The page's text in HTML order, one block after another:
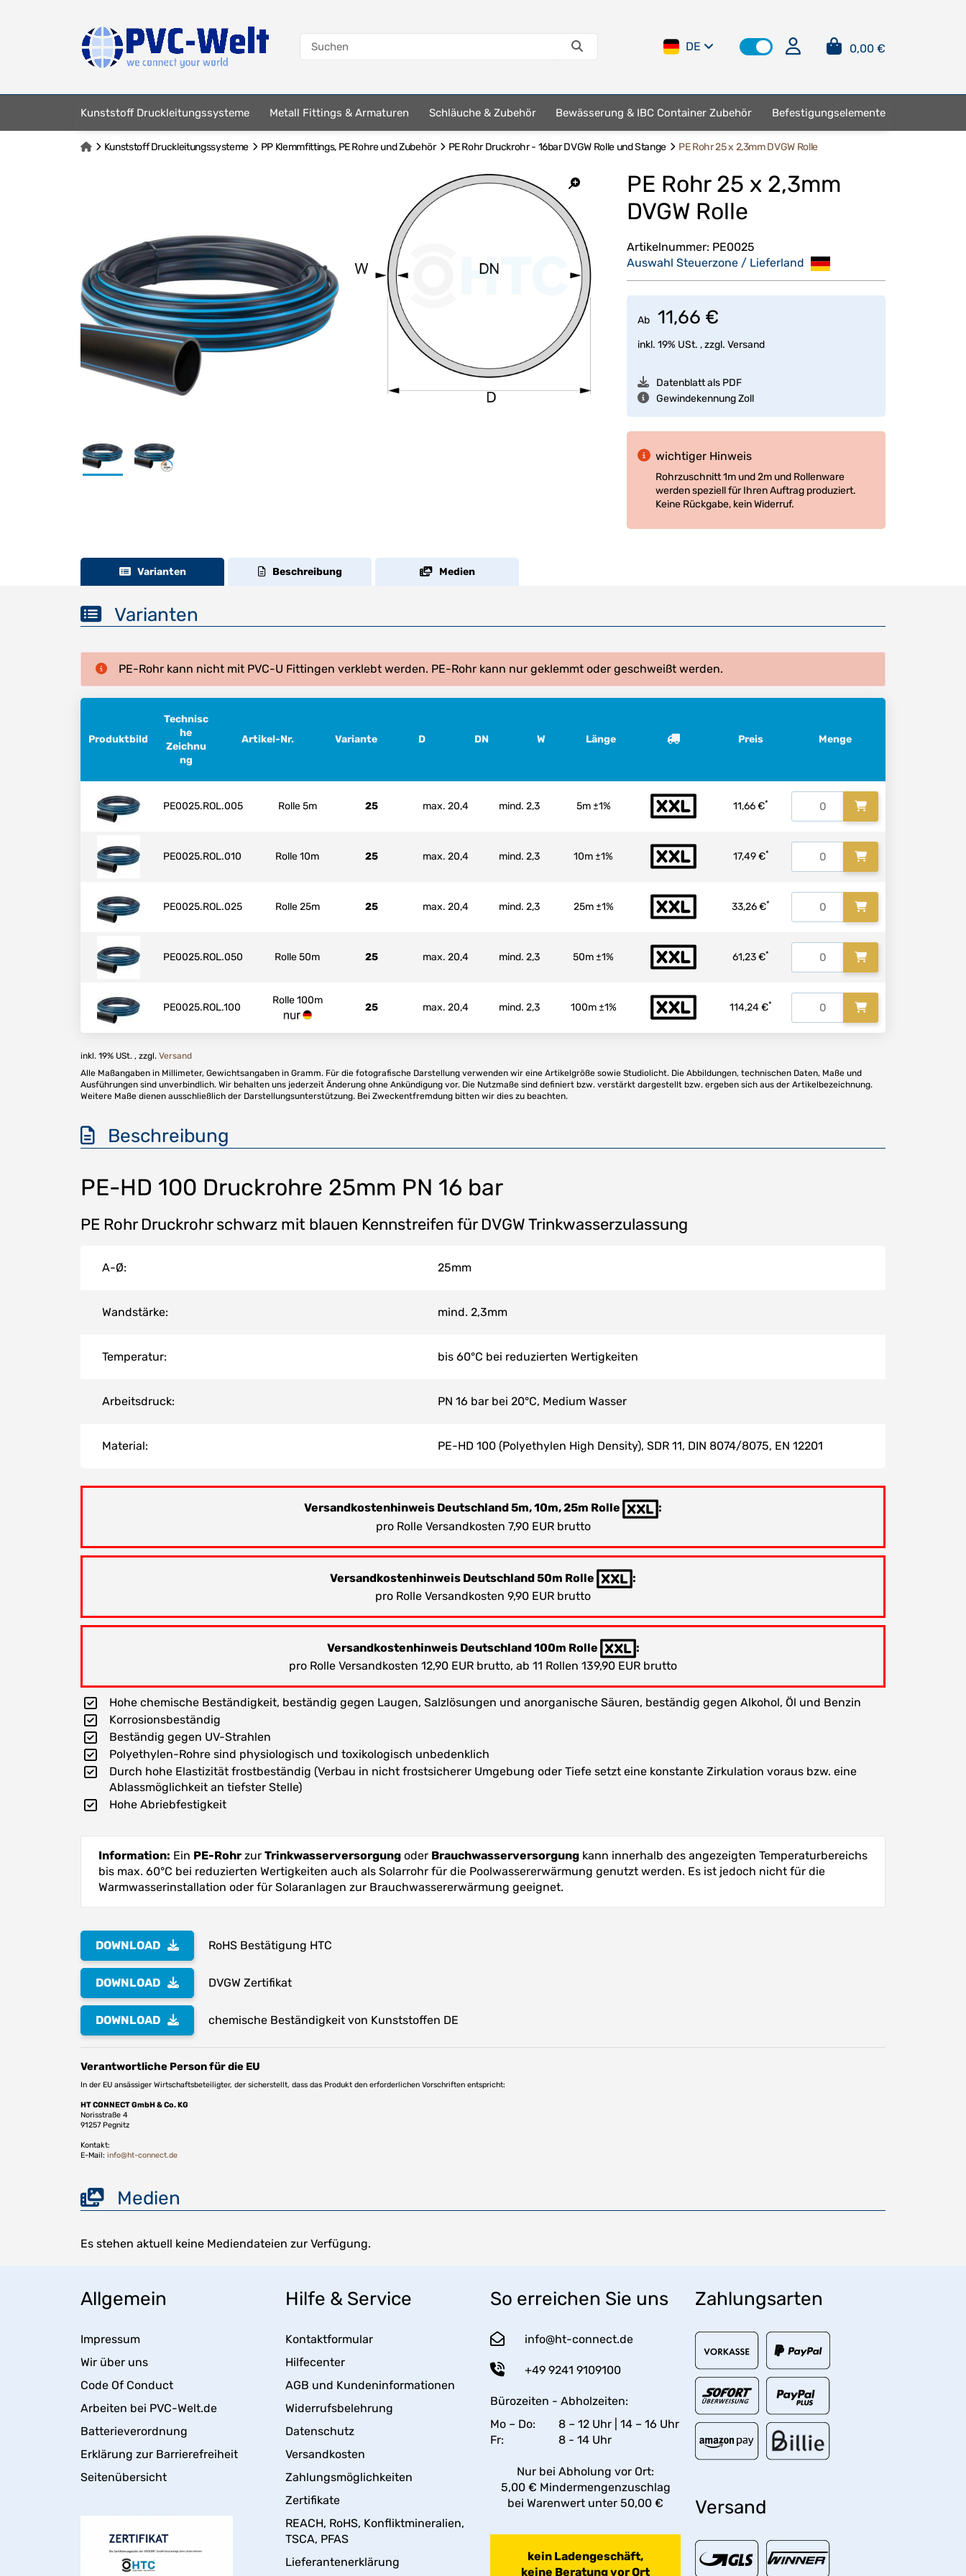
DE 0,00 €
Kunststoff Druckleitungssysteme Metall Fittings & Armaturen Schläuche & Zubehör Bewässerung & IBC Container Zubehör Befestigungselemente
Kunststoff Druckleitungssysteme PP Klemmfittings, PE Rohre und Zubehör PE Rohr Druckrohr - 16bar DVGW Rolle und Stange PE Rohr 25 x 2,3mm DVGW Rolle
PE Rohr 25 x 2,3mm
DVGW Rolle
Artikelnummer: PE0025
Auswahl Steuerzone / Lieferland
Ab 11,66 €
inkl. 19% USt. , zzgl. Versand
Datenblatt als PDF
Gewindekennung Zoll
wichtiger Hinweis
Rohrzuschnitt 1m und 2m und Rollenware
werden speziell für Ihren Auftrag produziert.
Keine Rückgabe, kein Widerruf.
Varianten Beschreibung Medien
Varianten
PE-Rohr kann nicht mit PVC-U Fittingen verklebt werden. PE-Rohr kann nur geklemmt oder geschweißt werden.
Produktbild
Technisc
he
Zeichnu
ng
Artikel-Nr. Variante D DN W Länge Preis Menge
PE0025.ROL.005 Rolle 5m 25 max. 20,4 mind. 2,3 5m ±1% 11,66 €*
PE0025.ROL.010 Rolle 10m 25 max. 20,4 mind. 2,3 10m ±1% 17,49 €*
PE0025.ROL.025 Rolle 25m 25 max. 20,4 mind. 2,3 25m ±1% 33,26 €*
PE0025.ROL.050 Rolle 50m 25 max. 20,4 mind. 2,3 50m ±1% 61,23 €*
PE0025.ROL.100
Rolle 100m
25 max. 20,4 mind. 2,3 100m ±1% 114,24 €*
inkl. 19% USt. , zzgl. Versand
Alle Maßangaben in Millimeter, Gewichtsangaben in Gramm. Für die fotografische Darstellung verwenden wir eine Artikelgröße sowie Studiolicht. Die Abbildungen, technischen Daten, Maße und
Ausführungen sind unverbindlich. Wir behalten uns jederzeit Änderung ohne Ankündigung vor. Die Nutzmaße sind definiert bzw. verstärkt dargestellt bzw. ergeben sich aus der Artikelbezeichnung.
Weitere Maße dienen ausschließlich der Darstellungsunterstützung. Bei Zweckentfremdung bitten wir dies zu beachten.
Beschreibung
PE-HD 100 Druckrohre 25mm PN 16 bar
PE Rohr Druckrohr schwarz mit blauen Kennstreifen für DVGW Trinkwasserzulassung
A-Ø: 25mm
Wandstärke: mind. 2,3mm
Temperatur: bis 60°C bei reduzierten Wertigkeiten
Arbeitsdruck: PN 16 bar bei 20°C, Medium Wasser
Material: PE-HD 100 (Polyethylen High Density), SDR 11, DIN 8074/8075, EN 12201
Versandkostenhinweis Deutschland 5m, 10m, 25m Rolle
:
pro Rolle Versandkosten 7,90 EUR brutto
Versandkostenhinweis Deutschland 50m Rolle
:
pro Rolle Versandkosten 9,90 EUR brutto
Versandkostenhinweis Deutschland 100m Rolle
:
pro Rolle Versandkosten 12,90 EUR brutto, ab 11 Rollen 139,90 EUR brutto
Hohe chemische Beständigkeit, beständig gegen Laugen, Salzlösungen und anorganische Säuren, beständig gegen Alkohol, Öl und Benzin
Korrosionsbeständig
Beständig gegen UV-Strahlen
Polyethylen-Rohre sind physiologisch und toxikologisch unbedenklich
Durch hohe Elastizität frostbeständig (Verbau in nicht frostsicherer Umgebung oder Tiefe setzt eine konstante Zirkulation voraus bzw. eine
Ablassmöglichkeit an tiefster Stelle)
Hohe Abriebfestigkeit
Information: Ein PE-Rohr zur Trinkwasserversorgung oder Brauchwasserversorgung kann innerhalb des angezeigten Temperaturbereichs
bis max. 60°C bei reduzierten Wertigkeiten auch als Solarrohr für die Poolwassererwärmung genutzt werden. Es ist jedoch nicht für die
Warmwasserinstallation oder für Solaranlagen zur Brauchwassererwärmung geeignet.
DOWNLOAD RoHS Bestätigung HTC
DOWNLOAD DVGW Zertifikat
DOWNLOAD chemische Beständigkeit von Kunststoffen DE
Verantwortliche Person für die EU
In der EU ansässiger Wirtschaftsbeteiligter, der sicherstellt, dass das Produkt den erforderlichen Vorschriften entspricht:
HT CONNECT GmbH & Co. KG
Norisstraße 4
91257 Pegnitz
Kontakt:
E-Mail: info@ht-connect.de
Medien
Es stehen aktuell keine Mediendateien zur Verfügung.
Allgemein
Impressum
Wir über uns
Code Of Conduct
Arbeiten bei PVC-Welt.de
Batterieverordnung
Erklärung zur Barrierefreiheit
Seitenübersicht
Hilfe & Service
Kontaktformular
Hilfecenter
AGB und Kundeninformationen
Widerrufsbelehrung
Datenschutz
Versandkosten
Zahlungsmöglichkeiten
Zertifikate
REACH, RoHS, Konfliktmineralien,
TSCA, PFAS
Lieferantenerklärung
So erreichen Sie uns
info@ht-connect.de
+49 9241 9109100
Bürozeiten - Abholzeiten:
Mo – Do:
8 – 12 Uhr | 14 – 16 Uhr
Fr:
8 - 14 Uhr
Nur bei Abholung vor Ort:
5,00 € Mindermengenzuschlag
bei Warenwert unter 50,00 €
kein Ladengeschäft,
keine Beratung vor Ort
Zahlungsarten
Versand